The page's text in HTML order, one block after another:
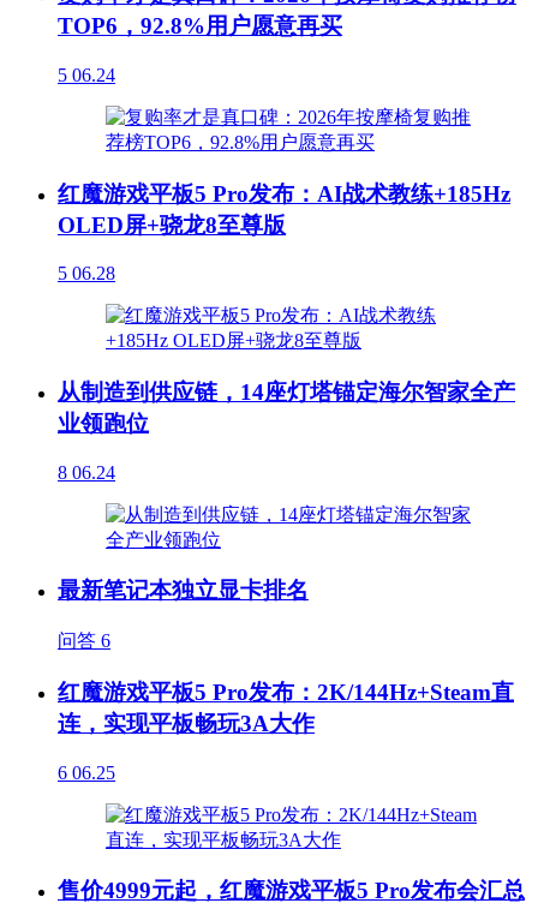
TOP6，92.8%用户愿意再买
5 06.24
红魔游戏平板5 Pro发布：AI战术教练+185Hz
OLED屏+骁龙8至尊版
5 06.28
从制造到供应链，14座灯塔锚定海尔智家全产
业领跑位
8 06.24
最新笔记本独立显卡排名
问答 6
红魔游戏平板5 Pro发布：2K/144Hz+Steam直
连，实现平板畅玩3A大作
6 06.25
售价4999元起，红魔游戏平板5 Pro发布会汇总